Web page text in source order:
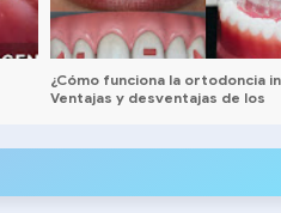
¿Cómo funciona la ortodoncia
Ventajas y desventajas de los